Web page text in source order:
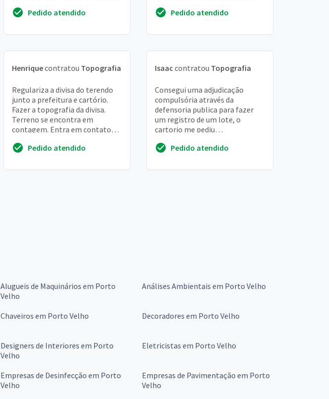
documentos que tenho nem
Pedido atendido
Pedido atendido
Henriquecontratou Topografia
Regulariza a divisa do terendo
junto a prefeitura e cartório.
Fazer a topografia da divisa.
Terreno se encontra em
contagem. Entra em contato
Pedido atendido
Isaac contratou Topografia
Consegui uma adjudicação
compulsória através da
defensoria publica para fazer
um registro de um lote, o
cartorio me pediu
area de 125 mts quadrados
Pedido atendido
Alugueis de Maquinários em Porto
Velho
Análises Ambientais em Porto Velho
Chaveiros em Porto Velho Decoradores em Porto Velho
Designers de Interiores em Porto
Velho
Eletricistas em Porto Velho
Empresas de Desinfecção em Porto
Velho
Empresas de Pavimentação em Porto
Velho